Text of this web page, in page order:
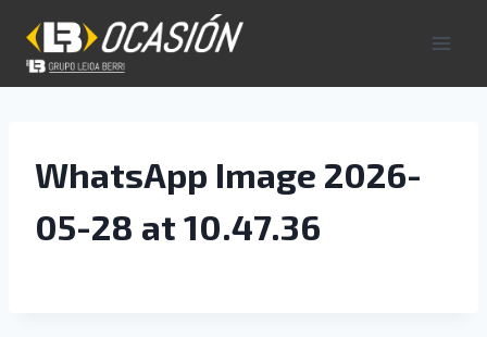
contenido
WhatsApp Image 2026-
05-28 at 10.47.36